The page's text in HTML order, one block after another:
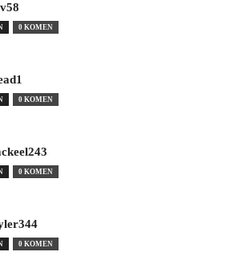
0 KOMEN
0 KOMEN
0 KOMEN
0 KOMEN